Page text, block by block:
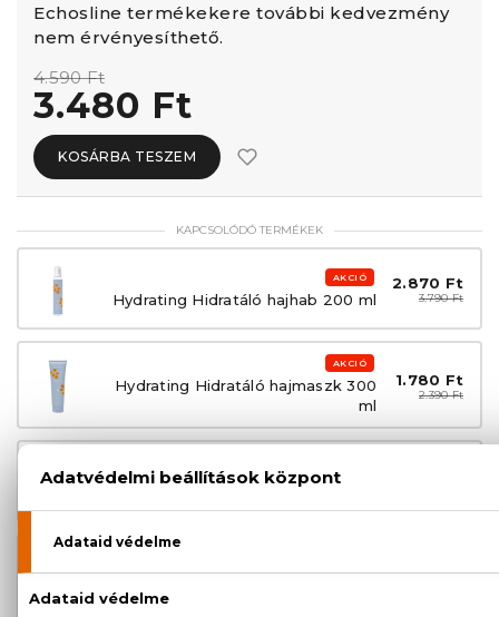
Echosline termékekere további kedvezmény
nem érvényesíthető.
4.590 Ft
3.480 Ft
KOSÁRBA TESZEM
KAPCSOLÓDÓ TERMÉKEK
AKCIÓ
Hydrating Hidratáló hajhab 200 ml
2.870 Ft
3.790 Ft
AKCIÓ
Hydrating Hidratáló hajmaszk 300
ml
1.780 Ft
2.390 Ft
Hydrating Hidratáló sampon 300 ml
Hydrating Hidratáló sampon 1000
2.980 Ft